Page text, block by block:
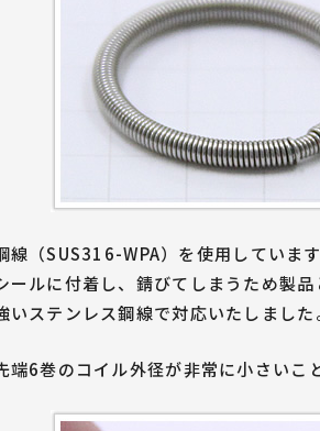
（SUS316-WPA）を使用していま
ルに付着し、錆びてしまうため製品
ステンレス鋼線で対応いたしました
端6巻のコイル外径が非常に小さいこと